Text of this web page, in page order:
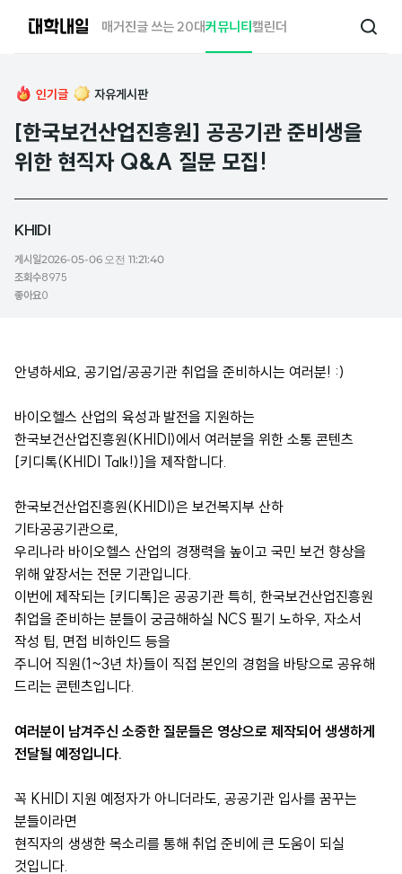
매거진글 쓰는 20대커뮤니티캘린더
검
인기글 자유게시판
[한국보건산업진흥원] 공공기관 준비생을
위한 현직자 Q&A 질문 모집!
KHIDI
게시일2026-05-06 오전 11:21:40
조회수8975
좋아요0
안녕하세요, 공기업/공공기관 취업을 준비하시는 여러분! :)
바이오헬스 산업의 육성과 발전을 지원하는
한국보건산업진흥원(KHIDI)에서 여러분을 위한 소통 콘텐츠
[키디톡(KHIDI Talk!)]을 제작합니다.
한국보건산업진흥원(KHIDI)은 보건복지부 산하
기타공공기관으로,
우리나라 바이오헬스 산업의 경쟁력을 높이고 국민 보건 향상을
위해 앞장서는 전문 기관입니다.
이번에 제작되는 [키디톡]은 공공기관 특히, 한국보건산업진흥원
취업을 준비하는 분들이 궁금해하실 NCS 필기 노하우, 자소서
작성 팁, 면접 비하인드 등을
주니어 직원(1~3년 차)들이 직접 본인의 경험을 바탕으로 공유해
드리는 콘텐츠입니다.
여러분이 남겨주신 소중한 질문들은 영상으로 제작되어 생생하게
전달될 예정입니다.
꼭 KHIDI 지원 예정자가 아니더라도, 공공기관 입사를 꿈꾸는
분들이라면
현직자의 생생한 목소리를 통해 취업 준비에 큰 도움이 되실
것입니다.